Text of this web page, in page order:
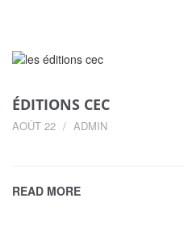
ÉDITIONS CEC
AOÛT 22 ADMIN
READ MORE